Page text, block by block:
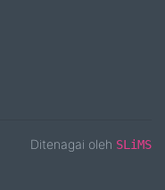
Ditenagai oleh SLiMS